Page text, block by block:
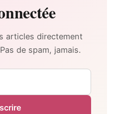
articles directement
de spam, jamais.